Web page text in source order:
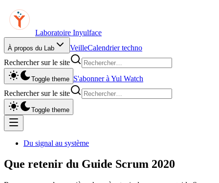
Laboratoire Inyulface
À propos du Lab VeilleCalendrier techno
Rechercher sur le site
Toggle theme S'abonner à Yul Watch
Rechercher sur le site
Toggle theme
Du signal au système
Que retenir du Guide Scrum 2020